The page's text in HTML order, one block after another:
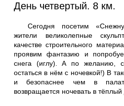
День четвертый. 8 км.
Сегодня посетим
жители великолепные
качестве строительного
проявим фантазию и
снега (иглу). А по желанию,
остаться в нём с ночевкой!) В
и безопаснее чем в
возвращается ночевать в